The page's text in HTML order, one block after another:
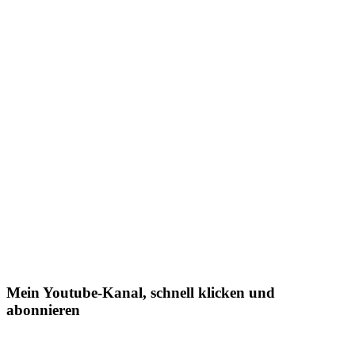
Mein Youtube-Kanal, schnell klicken und
abonnieren